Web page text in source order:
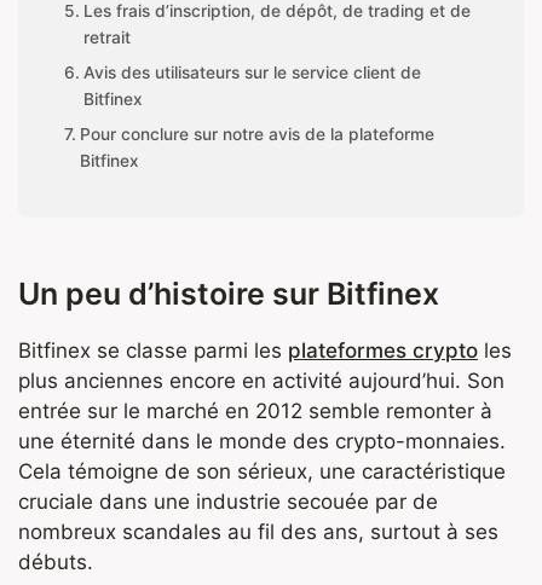
Les frais d’inscription, de dépôt, de trading et de
retrait
Avis des utilisateurs sur le service client de
Bitfinex
Pour conclure sur notre avis de la plateforme
Bitfinex
Un peu d’histoire sur Bitfinex
Bitfinex se classe parmi les plateformes crypto les
plus anciennes encore en activité aujourd’hui. Son
entrée sur le marché en 2012 semble remonter à
une éternité dans le monde des crypto-monnaies.
Cela témoigne de son sérieux, une caractéristique
cruciale dans une industrie secouée par de
nombreux scandales au fil des ans, surtout à ses
débuts.